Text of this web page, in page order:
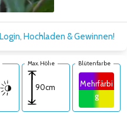
Zum nächsten Bild
Login, Hochladen & Gewinnen!
Max. Höhe
90cm
Blütenfarbe
Mehrfärbi
g